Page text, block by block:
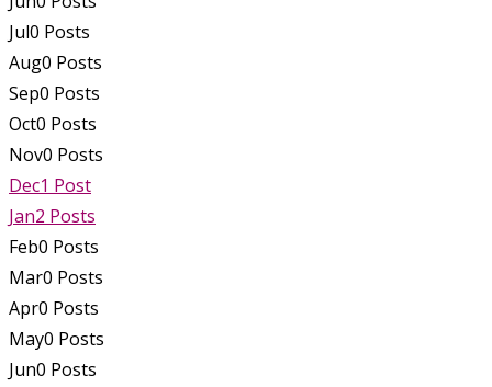
Jul0 Posts
Aug0 Posts
Sep0 Posts
Oct0 Posts
Nov0 Posts
Dec1 Post
Jan2 Posts
Feb0 Posts
Mar0 Posts
Apr0 Posts
May0 Posts
Jun0 Posts